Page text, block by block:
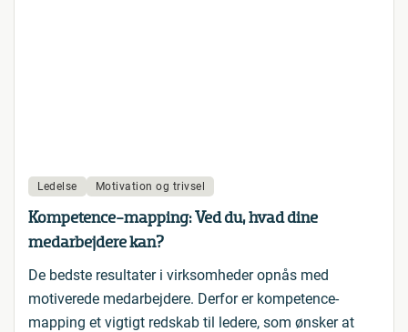
Ledelse Motivation og trivsel
Kompetence-mapping: Ved du, hvad dine
medarbejdere kan?
De bedste resultater i virksomheder opnås med
motiverede medarbejdere. Derfor er kompetence-
mapping et vigtigt redskab til ledere, som ønsker at